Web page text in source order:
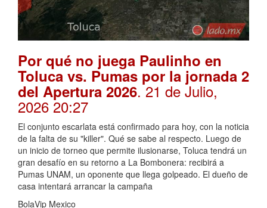
Por qué no juega Paulinho en
Toluca vs. Pumas por la jornada 2
del Apertura 2026. 21 de Julio,
2026 20:27
El conjunto escarlata está confirmado para hoy, con la noticia
de la falta de su "killer". Qué se sabe al respecto. Luego de
un inicio de torneo que permite ilusionarse, Toluca tendrá un
gran desafío en su retorno a La Bombonera: recibirá a
Pumas UNAM, un oponente que llega golpeado. El dueño de
casa intentará arrancar la campaña
BolaVip Mexico